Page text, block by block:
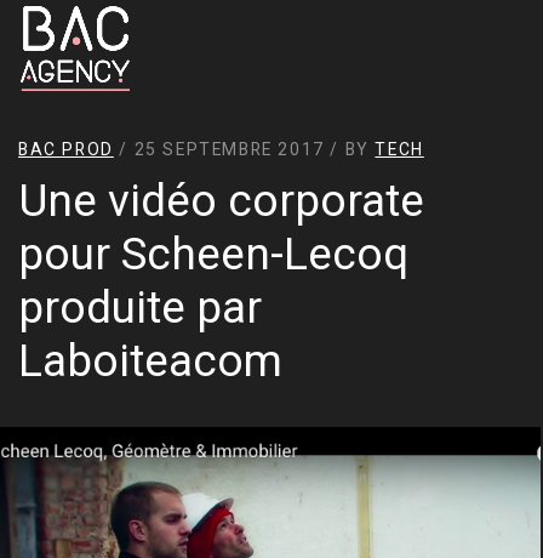
BAC PROD / 25 SEPTEMBRE 2017 / BYTECH
Une vidéo corporate
pour Scheen-Lecoq
produite par
Laboiteacom